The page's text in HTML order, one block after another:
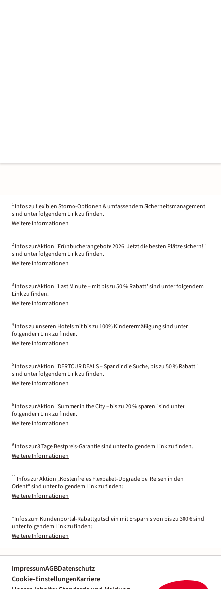
1 Infos zu flexiblen Storno-Optionen & umfassendem Sicherheitsmanagement
sind unter folgendem Link zu finden.
Weitere Informationen
2 Infos zur Aktion "Frühbucherangebote 2026: Jetzt die besten Plätze sichern!"
sind unter folgendem Link zu finden.
Weitere Informationen
3 Infos zur Aktion "Last Minute – mit bis zu 50 % Rabatt" sind unter folgendem
Link zu finden.
Weitere Informationen
4 Infos zu unseren Hotels mit bis zu 100% Kinderermäßigung sind unter
folgendem Link zu finden.
Weitere Informationen
5 Infos zur Aktion "DERTOUR DEALS – Spar dir die Suche, bis zu 50 % Rabatt"
sind unter folgendem Link zu finden.
Weitere Informationen
6 Infos zur Aktion "Summer in the City – bis zu 20 % sparen" sind unter
folgendem Link zu finden.
Weitere Informationen
9 Infos zur 3 Tage Bestpreis-Garantie sind unter folgendem Link zu finden.
Weitere Informationen
11 Infos zur Aktion „Kostenfreies Flexpaket-Upgrade bei Reisen in den
Orient“ sind unter folgendem Link zu finden:
Weitere Informationen
*Infos zum Kundenportal-Rabattgutschein mit Ersparnis von bis zu 300 € sind
unter folgendem Link zu finden:
Weitere Informationen
ImpressumAGBDatenschutz
Cookie-EinstellungenKarriere